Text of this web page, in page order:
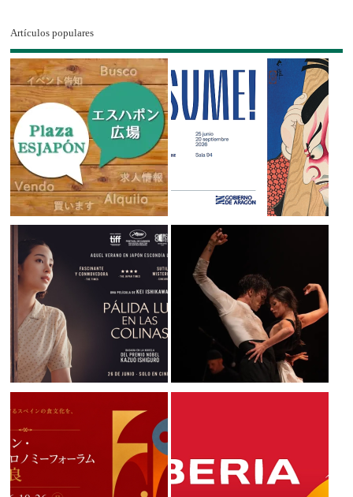
Artículos populares